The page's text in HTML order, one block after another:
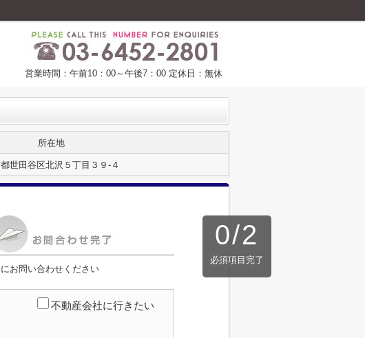
営業時間：午前10：00～午後7：00 定休日：無休
所在地
世田谷区北沢５丁目３９-４
0/2
必須項目完了
お問い合わせください
不動産会社に行きたい